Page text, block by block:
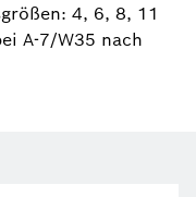
4, 6, 8, 11
A-7/W35 nach